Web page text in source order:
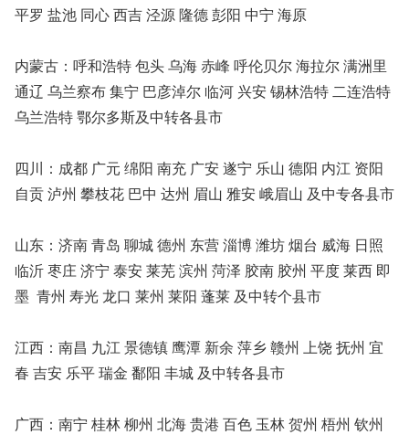
平罗 盐池 同心 西吉 泾源 隆德 彭阳 中宁 海原
内蒙古：呼和浩特 包头 乌海 赤峰 呼伦贝尔 海拉尔 满洲里
通辽 乌兰察布 集宁 巴彦淖尔 临河 兴安 锡林浩特 二连浩特
乌兰浩特 鄂尔多斯及中转各县市
四川：成都 广元 绵阳 南充 广安 遂宁 乐山 德阳 内江 资阳
自贡 泸州 攀枝花 巴中 达州 眉山 雅安 峨眉山 及中专各县市
山东：济南 青岛 聊城 德州 东营 淄博 潍坊 烟台 威海 日照
临沂 枣庄 济宁 泰安 莱芜 滨州 菏泽 胶南 胶州 平度 莱西 即
墨 青州 寿光 龙口 莱州 莱阳 蓬莱 及中转个县市
江西：南昌 九江 景德镇 鹰潭 新余 萍乡 赣州 上饶 抚州 宜
春 吉安 乐平 瑞金 鄱阳 丰城 及中转各县市
广西：南宁 桂林 柳州 北海 贵港 百色 玉林 贺州 梧州 钦州